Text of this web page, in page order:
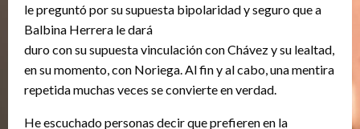
le preguntó por su supuesta bipolaridad y seguro que a
Balbina Herrera le dará
duro con su supuesta vinculación con Chávez y su lealtad,
en su momento, con Noriega. Al fin y al cabo, una mentira
repetida muchas veces se convierte en verdad.
He escuchado personas decir que prefieren en la